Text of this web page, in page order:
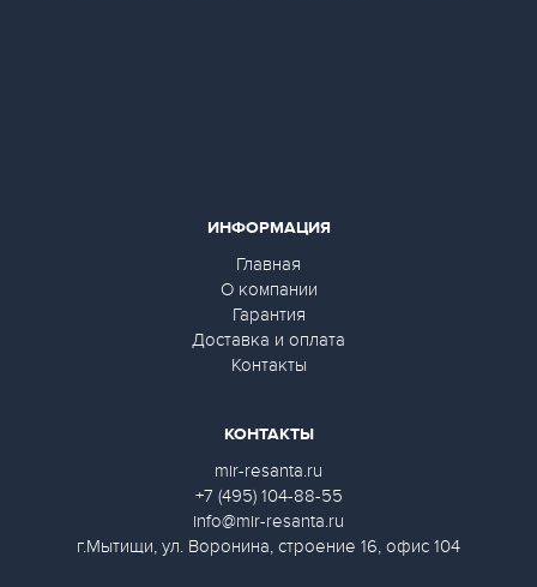
ИНФОРМАЦИЯ
Главная
О компании
Гарантия
Доставка и оплата
Контакты
КОНТАКТЫ
mir-resanta.ru
+7 (495) 104-88-55
info@mir-resanta.ru
г.Мытищи, ул. Воронина, строение 16, офис 104